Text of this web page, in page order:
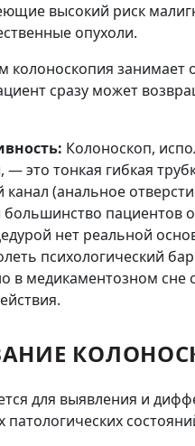
высокий риск
опухоли.
колоноскопия занимает
сразу может
Колоноскоп,
это тонкая гибкая
(анальное
пациентов
нет реальной
психологический
в медикаментозном сне
для выявления и